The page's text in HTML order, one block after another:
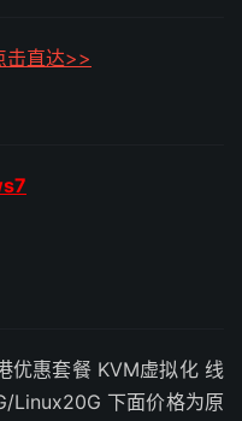
击直达>>
优惠套餐 KVM虚拟化 线
Linux20G 下面价格为原